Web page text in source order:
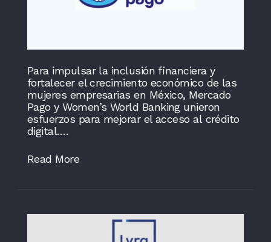
Para impulsar la inclusión financiera y
fortalecer el crecimiento económico de las
mujeres empresarias en México, Mercado
Pago y Women’s World Banking unieron
esfuerzos para mejorar el acceso al crédito
digital….
Read More